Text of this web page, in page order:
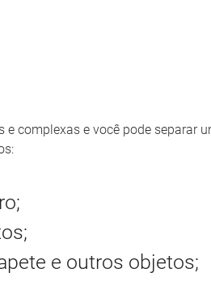
complexas e você pode separar
e outros objetos;